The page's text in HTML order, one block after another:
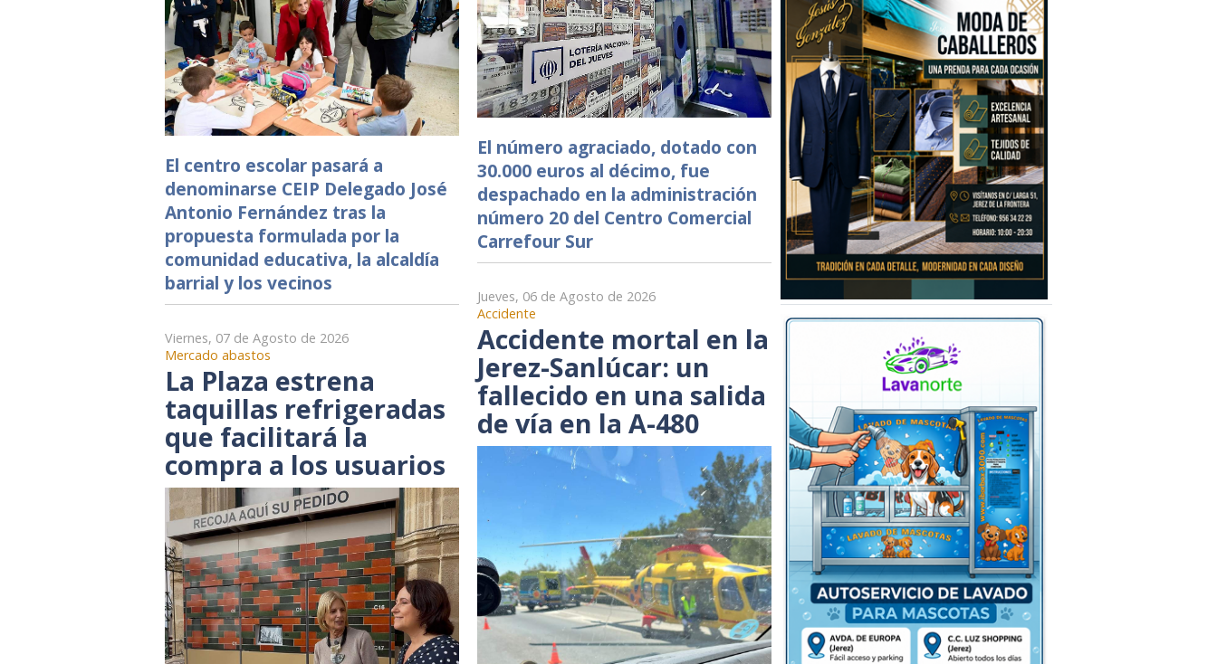
El centro escolar pasará a
denominarse CEIP Delegado José
Antonio Fernández tras la
propuesta formulada por la
comunidad educativa, la alcaldía
barrial y los vecinos
Viernes, 07 de Agosto de 2026
Mercado abastos
La Plaza estrena
taquillas refrigeradas
que facilitará la
compra a los usuarios
El número agraciado, dotado con
30.000 euros al décimo, fue
despachado en la administración
número 20 del Centro Comercial
Carrefour Sur
Jueves, 06 de Agosto de 2026
Accidente
Accidente mortal en la
Jerez-Sanlúcar: un
fallecido en una salida
de vía en la A-480